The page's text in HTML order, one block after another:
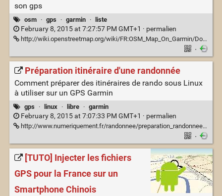
son gps
osm · gps · garmin · liste
February 8, 2015 at 7:27:57 PM GMT+1 · permalien
http://wiki.openstreetmap.org/wiki/FR:OSM_Map_On_Garmin/Download#Pays_d.27Europe_s.C3.A9par.C3.A9s
·
Préparation itinéraire d'une randonnée
Comment préparer des itinéraires de rando sous Linux
à utiliser sur un GPS Garmin
gps · linux · libre · garmin
February 8, 2015 at 7:07:33 PM GMT+1 · permalien
http://www.numeriquement.fr/randonnee/preparation_randonnees.php
·
[TUTO] Injecter les fichiers
GPS pour la France sur un
Smartphone Chinois